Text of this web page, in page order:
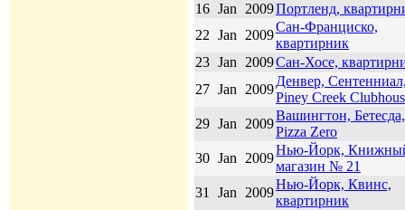
16 Jan 2009Портленд,
22 Jan 2009
Сан-Франциско,
квартирник
23 Jan 2009Сан-Хосе,
27 Jan 2009
Денвер,
Piney Creek
29 Jan 2009
Вашингтон, Бетесда,
Pizza Zero
30 Jan 2009
Нью-Йорк,
магазин № 21
31
Jan 2009
Нью-Йорк, Квинс,
квартирник